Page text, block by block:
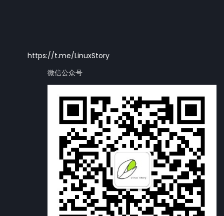
https://t.me/LinuxStory
微信公众号